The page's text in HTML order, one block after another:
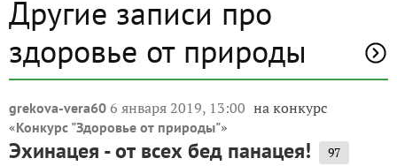
Другие записи про
здоровье от природы
grekova-vera60 6 января 2019, 13:00 на конкурс
«Конкурс "Здоровье от природы"»
Эхинацея - от всех бед панацея! 97